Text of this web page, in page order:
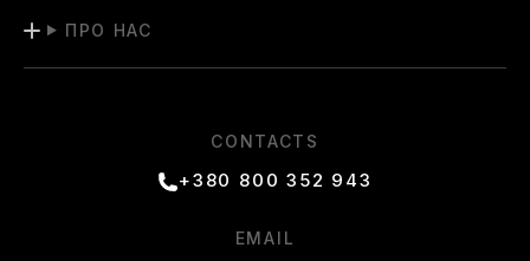
ПРО НАС
CONTACTS
+380 800 352 943
EMAIL